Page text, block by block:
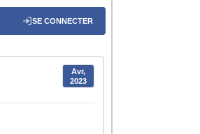
SE CONNECTER
Avr,
2023